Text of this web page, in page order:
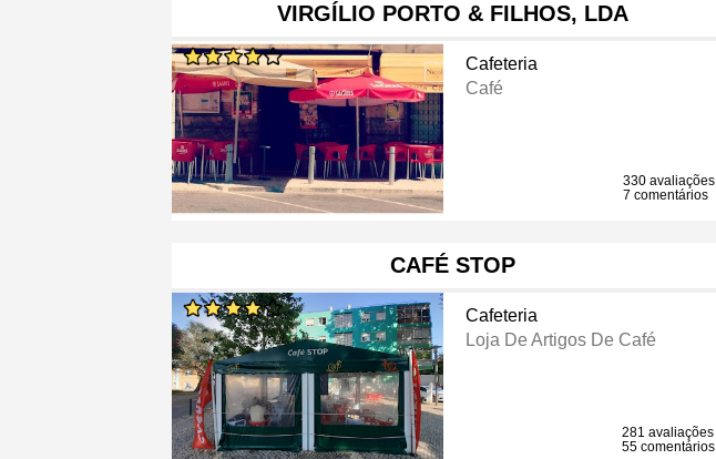
VIRGÍLIO PORTO & FILHOS, LDA
Cafeteria
Café
330 avaliações
7 comentários
CAFÉ STOP
Cafeteria
Loja De Artigos De Café
281 avaliações
55 comentários